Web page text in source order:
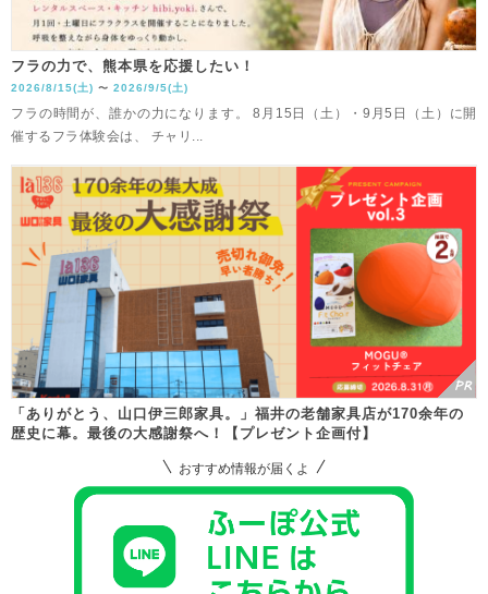
フラの力で、熊本県を応援したい！
2026/8/15(土) 〜 2026/9/5(土)
フラの時間が、誰かの力になります。 8月15日（土）・9月5日（土）に開
催するフラ体験会は、 チャリ...
「ありがとう、山口伊三郎家具。」福井の老舗家具店が170余年の
歴史に幕。最後の大感謝祭へ！【プレゼント企画付】
おすすめ情報が届くよ